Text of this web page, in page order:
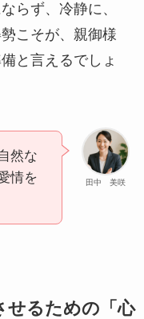
らず、冷静に、
こそが、親御様
と言えるでしょ
田中 美咲
然な
情を
せるための「心